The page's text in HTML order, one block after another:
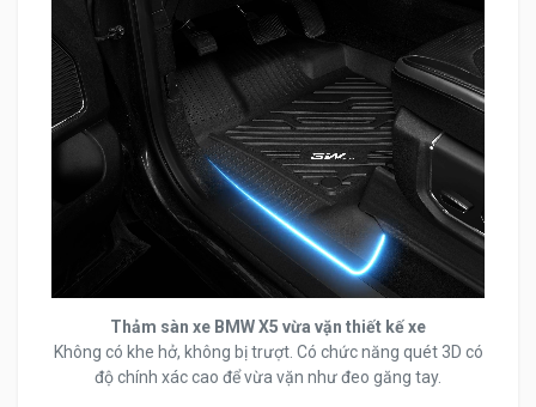
Thảm sàn xe BMW X5 vừa vặn thiết kế xe
Không có khe hở, không bị trượt. Có chức năng quét 3D có
độ chính xác cao để vừa vặn như đeo găng tay.